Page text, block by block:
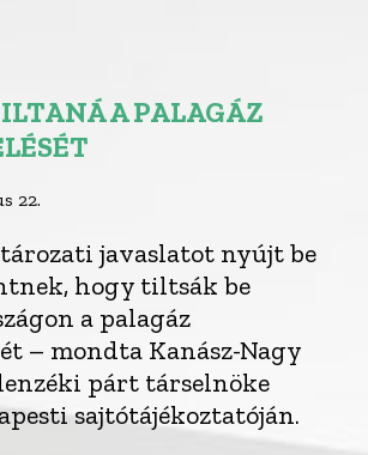
A PALAGÁZ
22.
javaslatot nyújt be
hogy tiltsák be
a palagáz
– mondta Kanász-Nagy
párt társelnöke
sajtótájékoztatóján.